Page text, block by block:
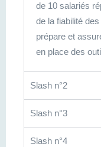
de 10 salariés
de la fiabilité
prépare et
en place des
Slash n°2
Slash n°3
Slash n°4